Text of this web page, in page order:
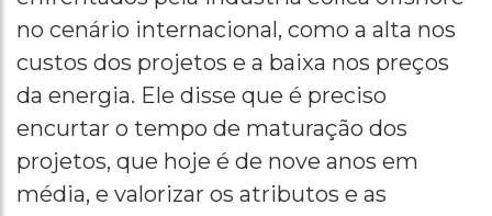
no cenário internacional, como a alta nos
custos dos projetos e a baixa nos preços
da energia. Ele disse que é preciso
encurtar o tempo de maturação dos
projetos, que hoje é de nove anos em
média, e valorizar os atributos e as